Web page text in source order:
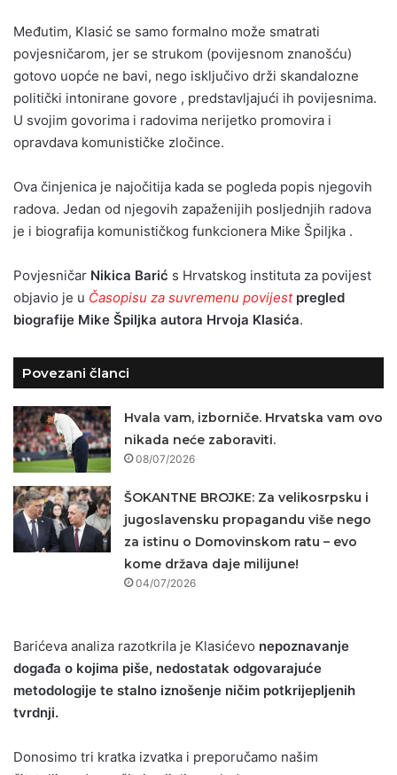
Međutim, Klasić se samo formalno može smatrati
povjesničarom, jer se strukom (povijesnom znanošću)
gotovo uopće ne bavi, nego isključivo drži skandalozne
politički intonirane govore , predstavljajući ih povijesnima.
U svojim govorima i radovima nerijetko promovira i
opravdava komunističke zločince.
Ova činjenica je najočitija kada se pogleda popis njegovih
radova. Jedan od njegovih zapaženijih posljednjih radova
je i biografija komunističkog funkcionera Mike Špiljka .
Povjesničar Nikica Barić s Hrvatskog instituta za povijest
objavio je u Časopisu za suvremenu povijest pregled
biografije Mike Špiljka autora Hrvoja Klasića.
Povezani članci
Hvala vam, izborniče. Hrvatska vam ovo
nikada neće zaboraviti.
08/07/2026
ŠOKANTNE BROJKE: Za velikosrpsku i
jugoslavensku propagandu više nego
za istinu o Domovinskom ratu – evo
kome država daje milijune!
04/07/2026
Barićeva analiza razotkrila je Klasićevo nepoznavanje
događa o kojima piše, nedostatak odgovarajuće
metodologije te stalno iznošenje ničim potkrijepljenih
tvrdnji.
Donosimo tri kratka izvatka i preporučamo našim